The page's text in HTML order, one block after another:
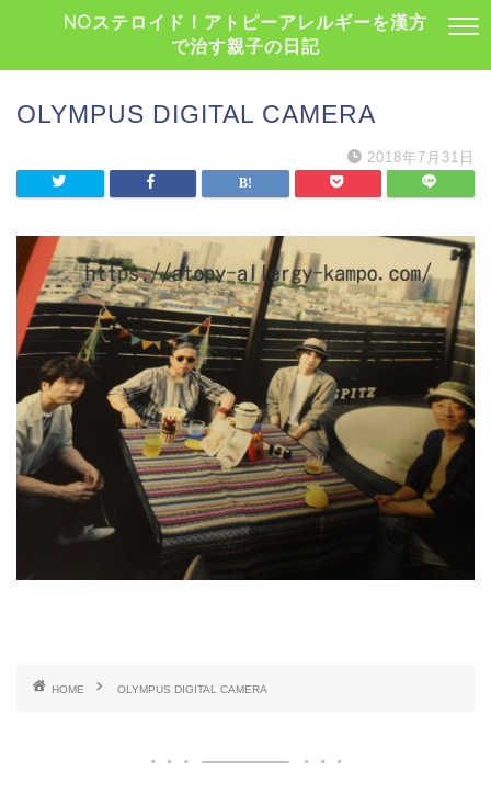
NOステロイド！アトピーアレルギーを漢方
で治す親子の日記
OLYMPUS DIGITAL CAMERA
2018年7月31日
HOME OLYMPUS DIGITAL CAMERA